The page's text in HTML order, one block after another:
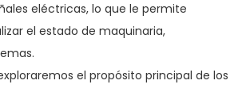
eléctricas, lo que le permite
el estado de maquinaria,
el propósito principal de los